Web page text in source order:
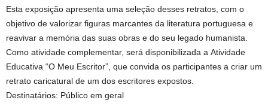
Esta exposição apresenta uma seleção desses retratos, com o
objetivo de valorizar figuras marcantes da literatura portuguesa e
reavivar a memória das suas obras e do seu legado humanista.
Como atividade complementar, será disponibilizada a Atividade
Educativa “O Meu Escritor”, que convida os participantes a criar um
retrato caricatural de um dos escritores expostos.
Destinatários: Público em geral